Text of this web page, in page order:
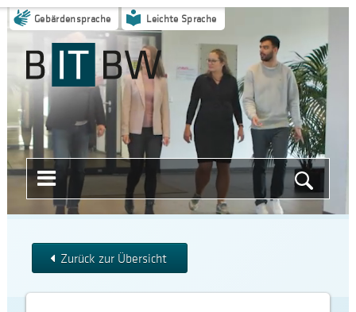
Gebärdensprache Leichte Sprache
Menü
öffnen
Suche
starten
Zurück zur Übersicht